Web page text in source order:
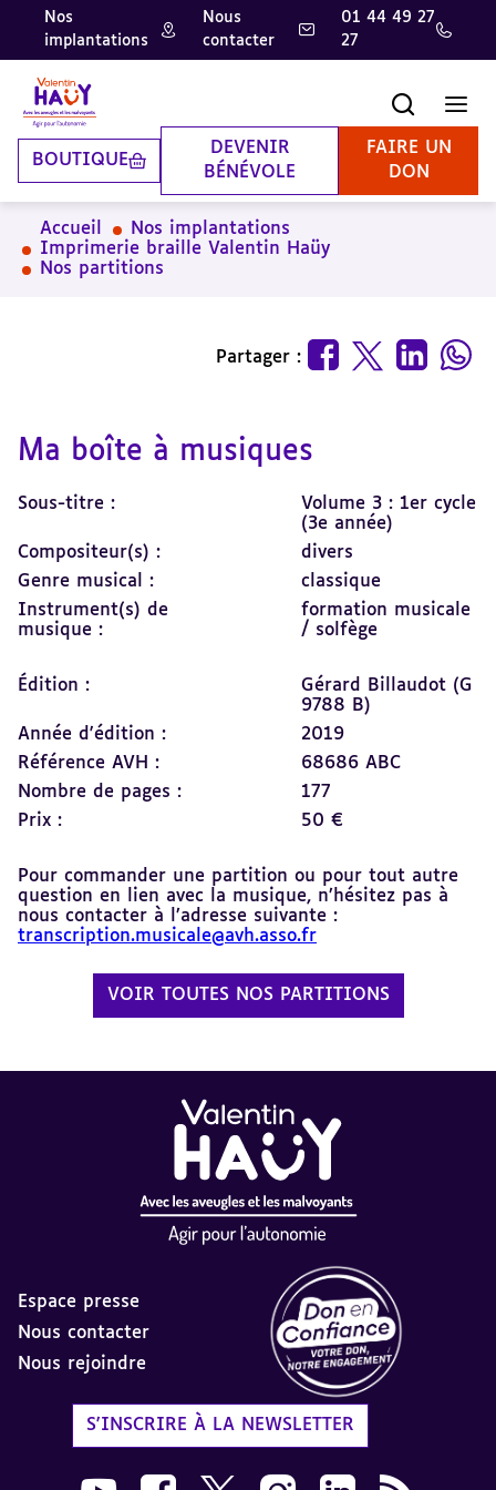
Aller
contenu
principal
Aller
pied
de
page
Aller
la
recherche
Nos
implantations
Nous
contacter
01 44 49 27
27
BOUTIQUE
DEVENIR
BÉNÉVOLE
FAIRE UN
DON
Accueil
Nos implantations
Imprimerie braille Valentin Haüy
Nos partitions
Partager :
Ma boîte à musiques
Sous-titre :
Volume 3 : 1er cycle
(3e année)
Compositeur(s) :
divers
Genre musical :
classique
Instrument(s) de
musique :
formation musicale
/ solfège
Édition :
Gérard Billaudot (G
9788 B)
Année d'édition :
2019
Référence AVH :
68686 ABC
Nombre de pages :
177
Prix :
50 €
Pour commander une partition ou pour tout autre
question en lien avec la musique, n’hésitez pas à
nous contacter à l’adresse suivante :
transcription.musicale@avh.asso.fr
VOIR TOUTES NOS PARTITIONS
Espace presse
Nous contacter
Nous rejoindre
S'INSCRIRE À LA NEWSLETTER
Nous suivre sur Youtube AVH dans une
Nous suivre sur Facebook AVH dans
Nous suivre sur X AVH dans une
Nous suivre sur Instagram
Nous suivre sur
Flux RSS